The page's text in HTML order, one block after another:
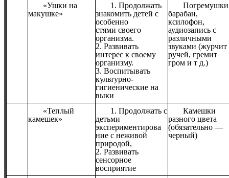
«Ушки на
макушке»
1. Продолжать
знакомить детей с
особенно
стями своего
организма.
2. Развивать
интерес к своему
организму.
3. Воспитывать
культурно-
гигиенические на
выки
барабан,
ксилофон,
аудиозапись с
различными
звуками (журчит
ручей, гремит
гром и т д.)
«Теплый
камешек»
1. Продолжать с
детьми
экспериментирова
ние с неживой
природой,
2. Развивать
сенсорное
восприятие
Камешки
разного цвета
(обязательно —
черный)